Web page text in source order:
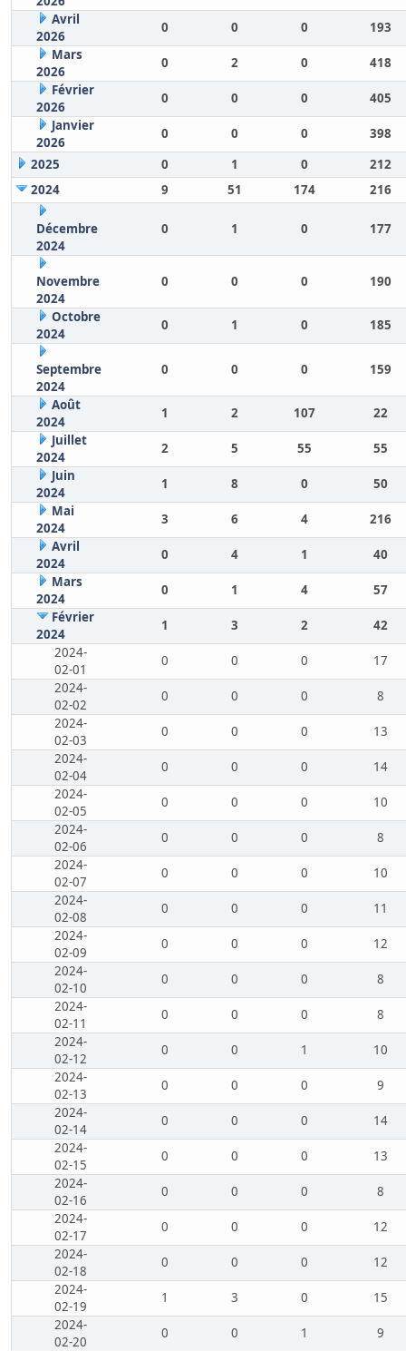
Avril
2026
0 0 0
193
Mars
2026
0 2 0
418
Février
2026
0 0 0
405
Janvier
2026
0 0 0
398
2025
0 1 0
212
2024
9 51 174 216
Décembre
2024
0 1 0 177
Novembre
2024
0 0 0 190
Octobre
2024
0 1 0 185
Septembre
2024
0 0 0 159
Août
2024
1 2 107
22
Juillet
2024
2 5 55
55
Juin
2024
1 8 0
50
Mai
2024
3 6 4
216
Avril
2024
0 4 1
40
Mars
2024
0 1 4
57
Février
2024
1 3 2
42
2024-
02-01
0 0 0
17
2024-
02-02
0 0 0
8
2024-
02-03
0 0 0
13
2024-
02-04
0 0 0
14
2024-
02-05
0 0 0
10
2024-
02-06
0 0 0
8
2024-
02-07
0 0 0
10
2024-
02-08
0 0 0
11
2024-
02-09
0 0 0
12
2024-
02-10
0 0 0
8
2024-
02-11
0 0 0
8
2024-
02-12
0 0 1
10
2024-
02-13
0 0 0
9
2024-
02-14
0 0 0
14
2024-
02-15
0 0 0
13
2024-
02-16
0 0 0
8
2024-
02-17
0 0 0
12
2024-
02-18
0 0 0
12
2024-
02-19
1 3 0
15
2024-
02-20
0 0 1
9